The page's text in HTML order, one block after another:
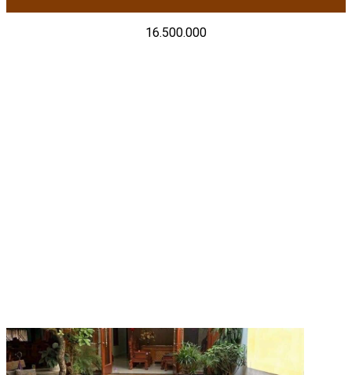
16.500.000